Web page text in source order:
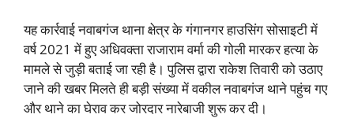
यह कार्रवाई नवाबगंज थाना क्षेत्र के गंगानगर हाउसिंग सोसाइटी में
वर्ष 2021 में हुए अधिवक्ता राजाराम वर्मा की गोली मारकर हत्या के
मामले से जुड़ी बताई जा रही है। पुलिस द्वारा राकेश तिवारी को उठाए
जाने की खबर मिलते ही बड़ी संख्या में वकील नवाबगंज थाने पहुंच गए
और थाने का घेराव कर जोरदार नारेबाजी शुरू कर दी।